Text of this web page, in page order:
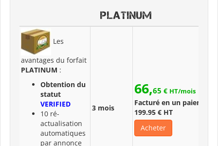
PLATINUM
Les
avantages du forfait
PLATINUM :
Obtention du
statut
VERIFIED
10 ré-
actualisation
automatiques
par annonce
3 mois
66,65 € HT/mois
Facturé en un paiement
199.95 € HT
Acheter